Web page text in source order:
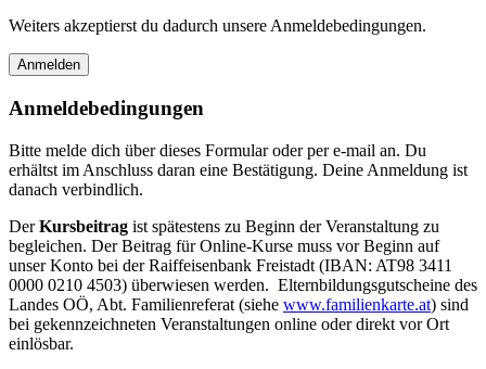
Weiters akzeptierst du dadurch unsere Anmeldebedingungen.
Anmeldebedingungen
Bitte melde dich über dieses Formular oder per e-mail an. Du
erhältst im Anschluss daran eine Bestätigung. Deine Anmeldung ist
danach verbindlich.
DerKursbeitrag ist spätestens zu Beginn der Veranstaltung zu
begleichen. Der Beitrag für Online-Kurse muss vor Beginn auf
unser Konto bei der Raiffeisenbank Freistadt (IBAN: AT98 3411
0000 0210 4503) überwiesen werden. Elternbildungsgutscheine des
Landes OÖ, Abt. Familienreferat (siehe www.familienkarte.at) sind
bei gekennzeichneten Veranstaltungen online oder direkt vor Ort
einlösbar.